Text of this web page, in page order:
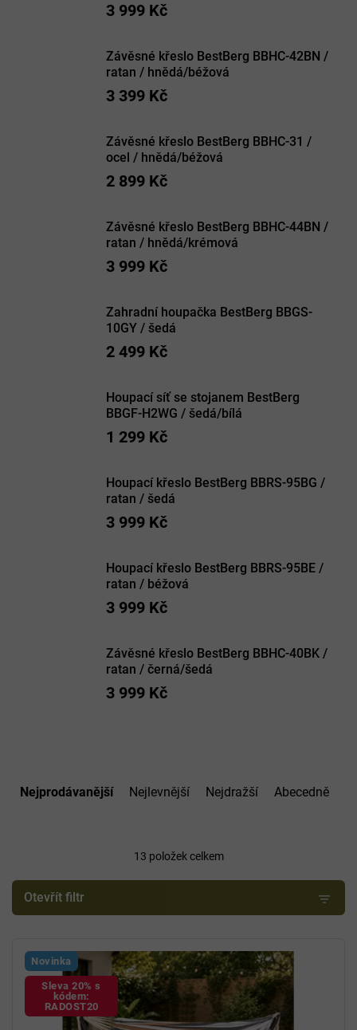
3 999 Kč
Závěsné křeslo BestBerg BBHC-42BN /
ratan / hnědá/béžová
3 399 Kč
Závěsné křeslo BestBerg BBHC-31 /
ocel / hnědá/béžová
2 899 Kč
Závěsné křeslo BestBerg BBHC-44BN /
ratan / hnědá/krémová
3 999 Kč
Zahradní houpačka BestBerg BBGS-
10GY / šedá
2 499 Kč
Houpací síť se stojanem BestBerg
BBGF-H2WG / šedá/bílá
1 299 Kč
Houpací křeslo BestBerg BBRS-95BG /
ratan / šedá
3 999 Kč
Houpací křeslo BestBerg BBRS-95BE /
ratan / béžová
3 999 Kč
Závěsné křeslo BestBerg BBHC-40BK /
ratan / černá/šedá
3 999 Kč
p
o
Nejprodávanější Nejlevnější Nejdražší Abecedně
13 položek celkem
Otevřít filtr
Novinka
Sleva 20% s
kódem:
RADOST20